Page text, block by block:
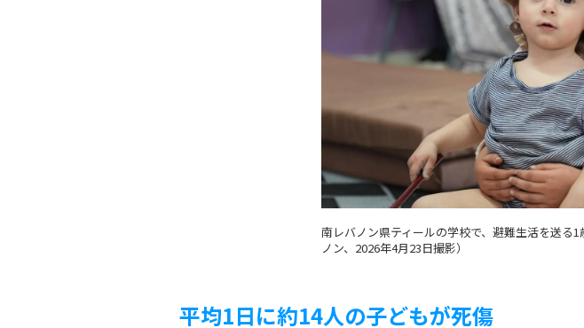
南レバノン県ティールの学校で、避難生活を送る
ノン、2026年4月23日撮影）
平均1日に約14人の子どもが死傷